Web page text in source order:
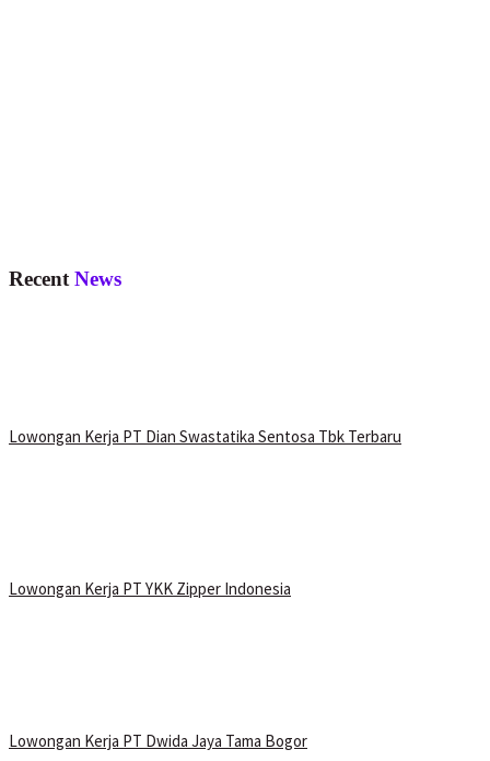
Recent News
Lowongan Kerja PT Dian Swastatika Sentosa Tbk Terbaru
Lowongan Kerja PT YKK Zipper Indonesia
Lowongan Kerja PT Dwida Jaya Tama Bogor